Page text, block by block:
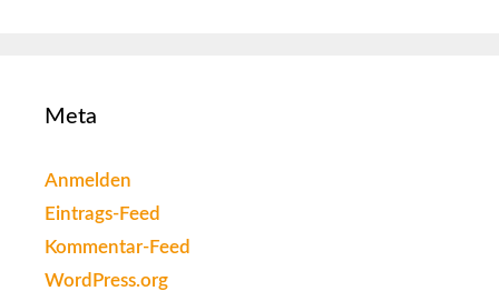
Meta
Anmelden
Eintrags-Feed
Kommentar-Feed
WordPress.org